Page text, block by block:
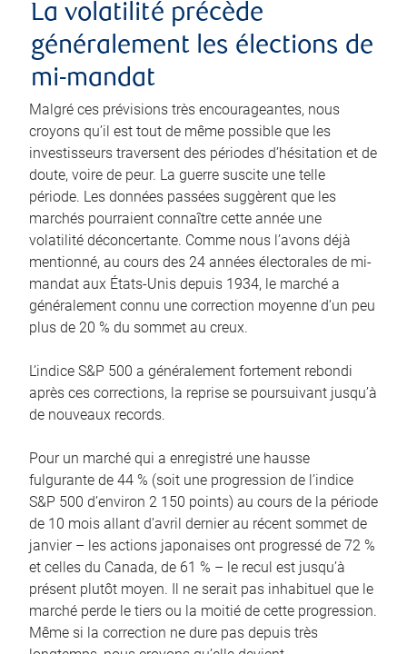
La volatilité précède
généralement les élections de
mi-mandat
Malgré ces prévisions très encourageantes, nous
croyons qu’il est tout de même possible que les
investisseurs traversent des périodes d’hésitation et de
doute, voire de peur. La guerre suscite une telle
période. Les données passées suggèrent que les
marchés pourraient connaître cette année une
volatilité déconcertante. Comme nous l’avons déjà
mentionné, au cours des 24 années électorales de mi-
mandat aux États-Unis depuis 1934, le marché a
généralement connu une correction moyenne d’un peu
plus de 20 % du sommet au creux.
L’indice S&P 500 a généralement fortement rebondi
après ces corrections, la reprise se poursuivant jusqu’à
de nouveaux records.
Pour un marché qui a enregistré une hausse
fulgurante de 44 % (soit une progression de l’indice
S&P 500 d’environ 2 150 points) au cours de la période
de 10 mois allant d’avril dernier au récent sommet de
janvier – les actions japonaises ont progressé de 72 %
et celles du Canada, de 61 % – le recul est jusqu’à
présent plutôt moyen. Il ne serait pas inhabituel que le
marché perde le tiers ou la moitié de cette progression.
Même si la correction ne dure pas depuis très